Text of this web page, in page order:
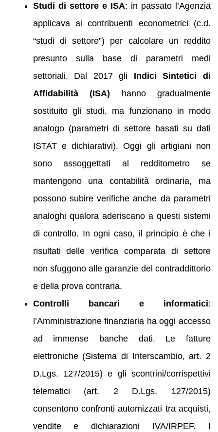
Studi di settore e ISA: in passato l’Agenzia
applicava ai contribuenti econometrici (c.d.
“studi di settore”) per calcolare un reddito
presunto sulla base di parametri medi
settoriali. Dal 2017 gli Indici Sintetici di
Affidabilità (ISA) hanno gradualmente
sostituito gli studi, ma funzionano in modo
analogo (parametri di settore basati su dati
ISTAT e dichiarativi). Oggi gli artigiani non
sono assoggettati al redditometro se
mantengono una contabilità ordinaria, ma
possono subire verifiche anche da parametri
analoghi qualora aderiscano a questi sistemi
di controllo. In ogni caso, il principio è che i
risultati delle verifica comparata di settore
non sfuggono alle garanzie del contraddittorio
e della prova contraria.
Controlli bancari e informatici:
l’Amministrazione finanziaria ha oggi accesso
ad immense banche dati. Le fatture
elettroniche (Sistema di Interscambio, art. 2
D.Lgs. 127/2015) e gli scontrini/corrispettivi
telematici (art. 2 D.Lgs. 127/2015)
consentono confronti automizzati tra acquisti,
vendite e dichiarazioni IVA/IRPEF. I